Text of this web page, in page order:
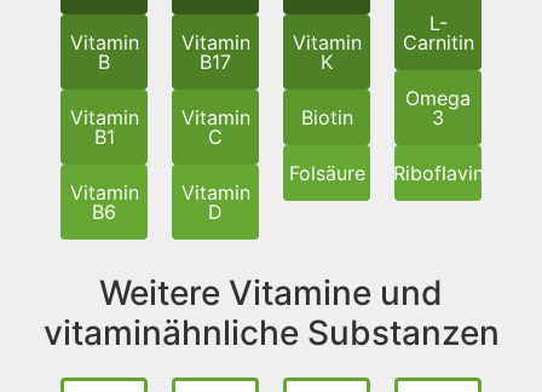
Vitamin
B
Vitamin
B1
Vitamin
B6
Vitamin
B17
Vitamin
C
Vitamin
D
Vitamin
K
Biotin
Folsäure
L-
Carnitin
Omega
3
Riboflavin
Weitere Vitamine und
vitaminähnliche Substanzen